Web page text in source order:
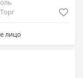
Торг
лицо